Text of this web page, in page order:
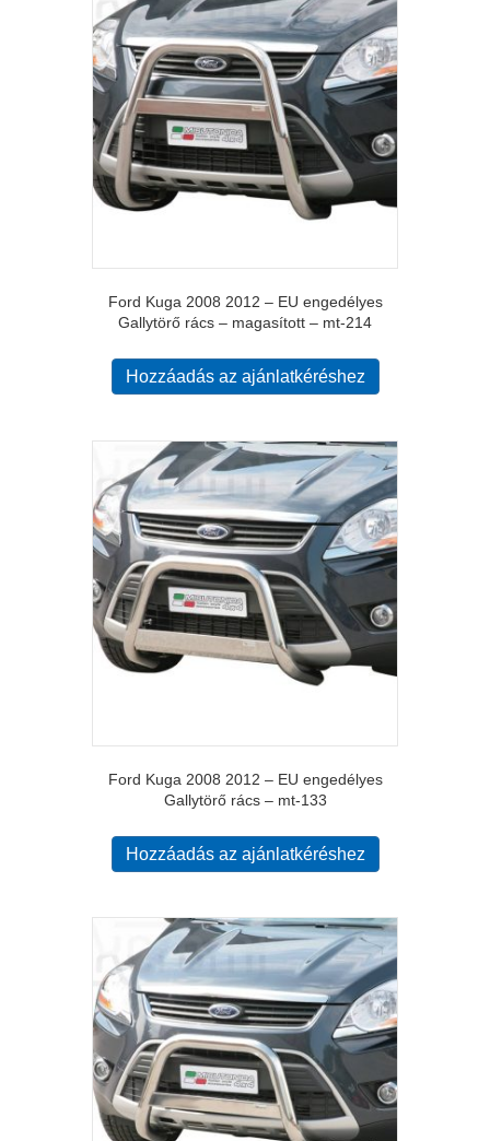
Ford Kuga 2008 2012 – EU engedélyes
Gallytörő rács – magasított – mt-214
Hozzáadás az ajánlatkéréshez
Ford Kuga 2008 2012 – EU engedélyes
Gallytörő rács – mt-133
Hozzáadás az ajánlatkéréshez